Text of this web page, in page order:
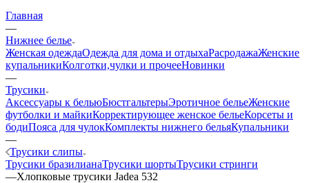
Главная
—
Нижнее белье
Женская одеждаОдежда для дома и отдыхаРасродажаЖенские
купальникиКолготки,чулки и прочееНовинки
—
Трусики
Аксессуары к бельюБюстгальтерыЭротичное бельеЖенские
футболки и майкиКорректирующее женское бельеКорсеты и
бодиПояса для чулокКомплекты нижнего бельяКупальники
—
Трусики слипы
Трусики бразилианаТрусики шортыТрусики стринги
—Хлопковые трусики Jadea 532